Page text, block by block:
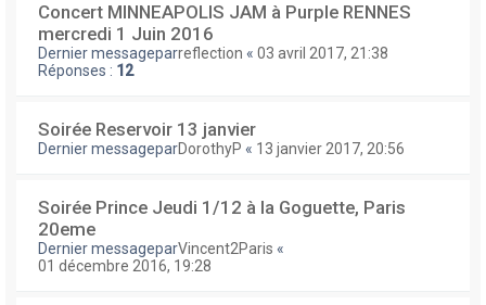
Concert MINNEAPOLIS JAM à Purple RENNES
mercredi 1 Juin 2016
Dernier messageparreflection « 03 avril 2017, 21:38
Réponses : 12
Soirée Reservoir 13 janvier
Dernier messageparDorothyP « 13 janvier 2017, 20:56
Soirée Prince Jeudi 1/12 à la Goguette, Paris
20eme
Dernier messageparVincent2Paris «
01 décembre 2016, 19:28